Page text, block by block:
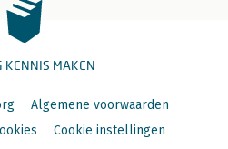
KENNIS MAKEN
Algemene voorwaarden
Cookie instellingen